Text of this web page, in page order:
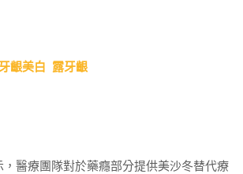
齦美白 露牙齦
醫療團隊對於藥癮部分提供美沙冬替代療